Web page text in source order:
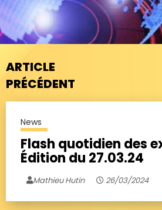
ARTICLE
PRÉCÉDENT
News
Flash quotidien des
Édition du 27.03.24
Mathieu Hutin 26/03/2024